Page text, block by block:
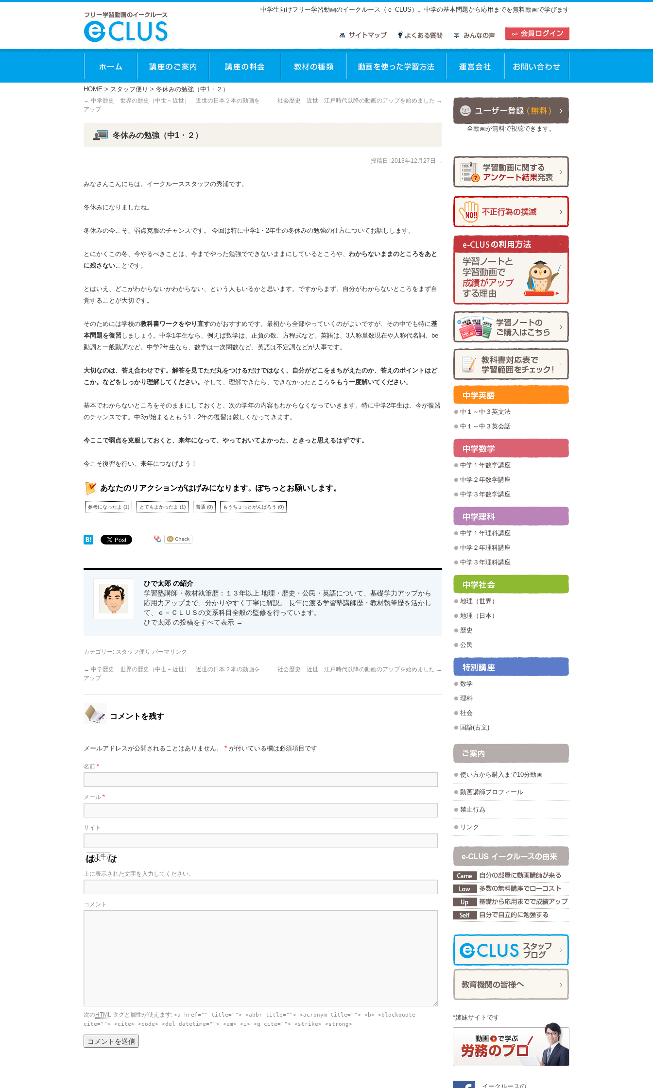
中学生向けフリー学習動画のイークルース（ｅ-CLUS）。中学の基本問題から応用までを無料動画で学びます
ホーム 講座のご案内 講座の料金 教材の種類 動画を使った学習方法運営会社 お問合せ
HOME > スタッフ便り > 冬休みの勉強（中1・２）
← 中学歴史 世界の歴史（中世～近世） 近世の日本２本の動画を
アップ
社会歴史 近世 江戸時代以降の動画のアップを始めました →
冬休みの勉強（中1・２）
投稿日: 2013年12月27日
みなさんこんにちは。イークルーススタッフの秀浦です。
冬休みになりましたね。
冬休みの今こそ、弱点克服のチャンスです。 今回は特に中学1・2年生の冬休みの勉強の仕方についてお話しします。
とにかくこの冬、今やるべきことは、今までやった勉強でできないままにしているところや、 わからないままのところをあと
に残さないことです。
とはいえ、どこがわからないかわからない、という人もいるかと思います。ですからまず、自分がわからないところをまず自
覚することが大切です。
そのためには学校の教科書ワークをやり直すのがおすすめです。最初から全部やっていくのがよいですが、その中でも特に基
本問題を復習しましょう。中学1年生なら、例えば数学は、正負の数、方程式など。英語は、3人称単数現在や人称代名詞、be
動詞と一般動詞など。中学2年生なら、数学は一次関数など、英語は不定詞などが大事です。
大切なのは、答え合わせです。解答を見てただ丸をつけるだけではなく、自分がどこをまちがえたのか、答えのポイントはど
こか。などをしっかり理解してください。 そして、理解できたら、できなかったところを もう一度解いてください。
基本でわからないところをそのままにしておくと、次の学年の内容もわからなくなっていきます。特に中学2年生は、今が復習
のチャンスです。中3が始まるともう1．2年の復習は厳しくなってきます。
今ここで弱点を克服しておくと、来年になって、やっておいてよかった、ときっと思えるはずです。
今こそ復習を行い、来年につなげよう！
あなたのリアクションがはげみになります。ぽちっとお願いします。
参考になったよ (1) とてもよかったよ (1) 普通 (0) もうちょっとがんばろう (0)
ひで太郎 の紹介
学習塾講師・教材執筆歴：１３年以上 地理・歴史・公民・英語について、基礎学力アップから
応用力アップまで、分かりやすく丁寧に解説。 長年に渡る学習塾講師歴・教材執筆歴を活かし
て、ｅ－ＣＬＵＳの文系科目全般の監修を行っています。
ひで太郎 の投稿をすべて表示 →
カテゴリー: スタッフ便り パーマリンク
← 中学歴史 世界の歴史（中世～近世） 近世の日本２本の動画を
アップ
社会歴史 近世 江戸時代以降の動画のアップを始めました →
コメントを残す
メールアドレスが公開されることはありません。 * が付いている欄は必須項目です
名前 *
メール *
サイト
上に表示された文字を入力してください。
コメント
次のHTML タグと属性が使えます: <a href="" title=""> <abbr title=""> <acronym title=""> <b> <blockquote
cite=""> <cite> <code> <del datetime=""> <em> <i> <q cite=""> <strike> <strong>
全動画が無料で視聴できます。
中１～中３英文法
中１～中３英会話
中学１年数学講座
中学２年数学講座
中学３年数学講座
中学１年理科講座
中学２年理科講座
中学３年理科講座
地理（世界）
地理（日本）
歴史
公民
数学
理科
社会
国語(古文)
使い方から購入まで10分動画
動画講師プロフィール
禁止行為
リンク
*姉妹サイトです
イークルースの